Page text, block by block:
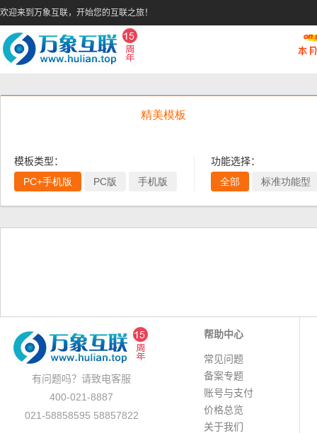
欢迎来到万象互联，开始您的互联之旅！
精美模板
模板类型：
PC+手机版
PC版 手机版
功能选择：
全部
标准功能型
有问题吗？请致电客服
400-021-8887
021-58858595 58857822
帮助中心
常见问题
备案专题
账号与支付
价格总览
关于我们